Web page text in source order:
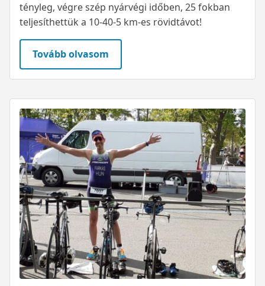
tényleg, végre szép nyárvégi időben, 25 fokban
teljesíthettük a 10-40-5 km-es rövidtávot!
Tovább olvasom